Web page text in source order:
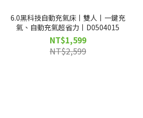
6.0黑科技自動充氣床丨雙人丨一鍵充
氣、自動充氣超省力丨D0504015
NT$1,599
NT$2,599